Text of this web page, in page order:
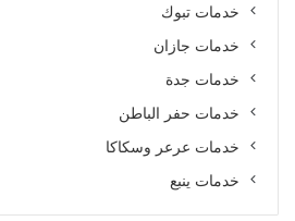
خدمات تبوك
خدمات جازان
خدمات جدة
خدمات حفر الباطن
خدمات عرعر وسكاكا
خدمات ينبع